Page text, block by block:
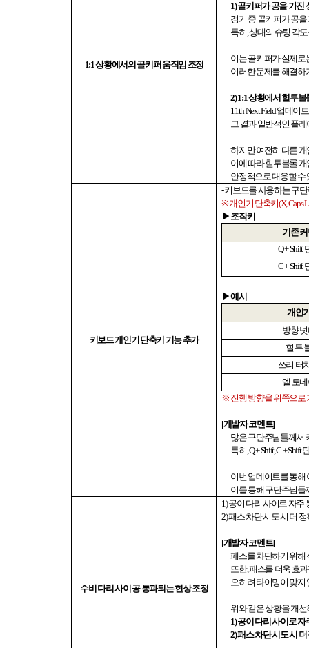
1:1상황에서의 골키퍼 움직임 조정
1)골키퍼가 공을 가진
경기 중 골키퍼가 공
특히,상대의 슈팅 각
이는 골키퍼가 실제로
이러한 문제를 해결하
2) 1:1상황에서 힐투볼
11th Next Field업데이
그 결과 일반적인 플
하지만 여전히 다른
이에 따라 힐투볼롤
안정적으로 대응할 수
키보드 개인기 단축키 기능 추가
-키보드를 사용하는 구
※개인기 단축키(X, Caps
▶ 조작키
기존
Q + Shift
C + Shift
▶ 예시
개인
방향
힐 투
쓰리 터
엘 토
※ 진행 방향을 위쪽으로
[개발자 코멘트]
많은 구단주님들께서
특히, Q + Shift, C + Shift
이번 업데이트를 통해
이를 통해 구단주님들
수비 다리 사이 공 통과되는 현상 조정
1)공이 다리 사이로 자주
2)패스 차단 시도 시 더
[개발자 코멘트]
패스를 차단하기 위해
또한,패스를 더욱 효
오히려 타이밍이 맞지
위와 같은 상황을 개
1)공이 다리 사이로 자
2)패스 차단 시도 시